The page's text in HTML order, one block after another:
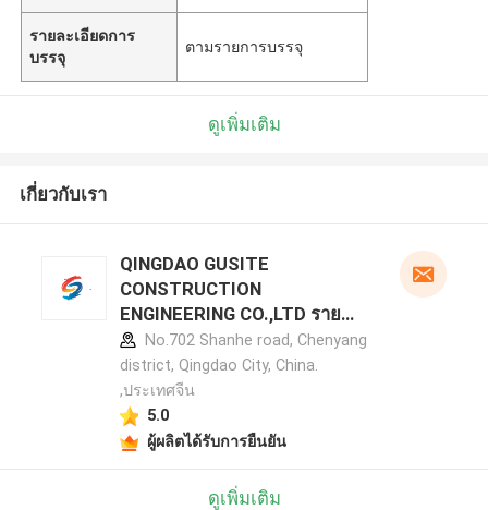
รายละเอียดการ
บรรจุ
ตามรายการบรรจุ
ดูเพิ่มเติม
เกี่ยวกับเรา
QINGDAO GUSITE
CONSTRUCTION
ENGINEERING CO.,LTD ราย
ละเอียดผู้ผลิต
No.702 Shanhe road, Chenyang
district, Qingdao City, China.
,ประเทศจีน
5.0
ผู้ผลิตได้รับการยืนยัน
ดูเพิ่มเติม